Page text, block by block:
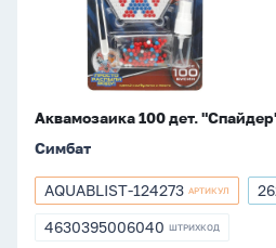
Аквамозаика 100 дет.
Симбат
Артикул
AQUABLIST-
AQUABLIST-124273 АРТИКУЛ
ШТРИХКОД
4630395006040 ШТРИХКОД